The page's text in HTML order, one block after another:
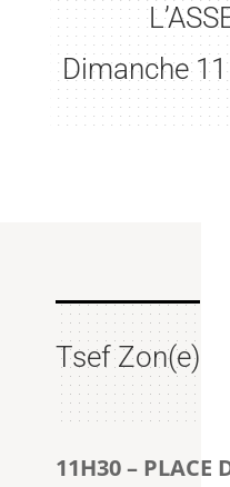
Dimanche
Tsef Zon(e)
11H30 – PLACE